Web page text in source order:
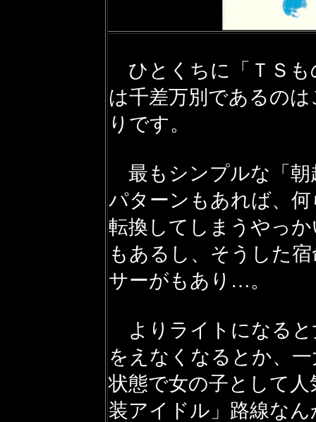
ひとくちに「ＴＳも
は千差万別であるの
りです。
最もシンプルな「
パターンもあれば、
転換してしまうやっ
もあるし、そうした
サーがもあり…。
よりライトになると
をえなくなるとか、
状態で女の子として
装アイドル」路線な